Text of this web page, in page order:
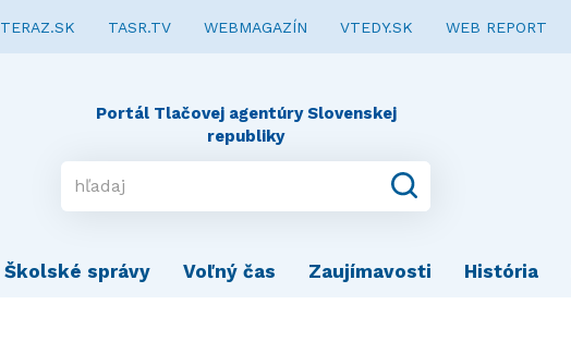
TERAZ.SK TASR.TV WEBMAGAZÍN VTEDY.SK WEB REPORT
Portál Tlačovej agentúry Slovenskej
republiky
Školské správy Voľný čas Zaujímavosti História